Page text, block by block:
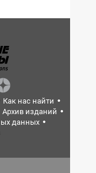
Как нас найти
Архив изданий
данных